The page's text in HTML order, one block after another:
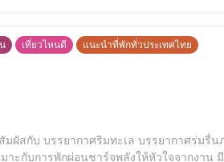
เที่ยวไหนดี
แนะนำที่พักทั่วประเทศไทย